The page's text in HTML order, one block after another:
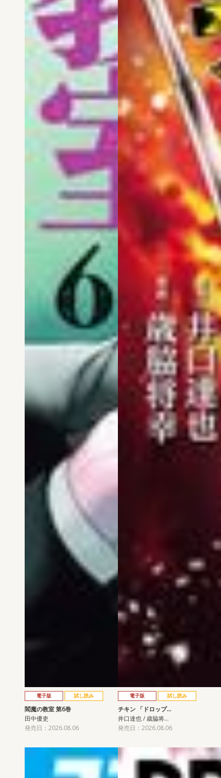
電子版 試し読み
閻魔の教室 第6巻
田中優吏
発売日：2026.08.06
電子版 試し読み
チキン 「ドロップ…
井口達也 / 歳脇将…
発売日：2026.08.06